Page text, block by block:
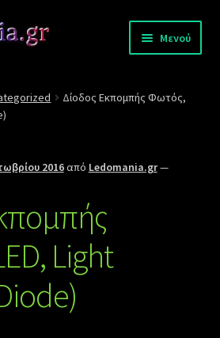
Μενού
Δίοδος Εκπομπής Φωτός,
2016από Ledomania.gr—
Light